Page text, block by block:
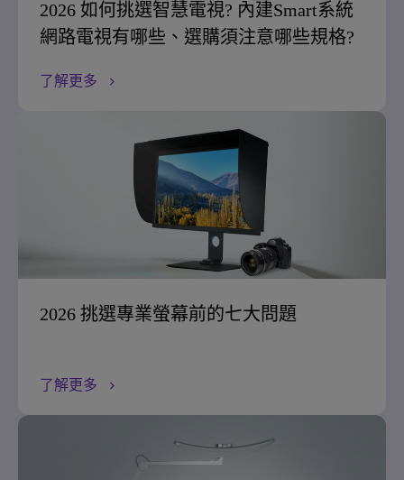
2026 如何挑選智慧電視? 內建Smart系統
網路電視有哪些、選購須注意哪些規格?
了解更多
2026 挑選專業螢幕前的七大問題
了解更多